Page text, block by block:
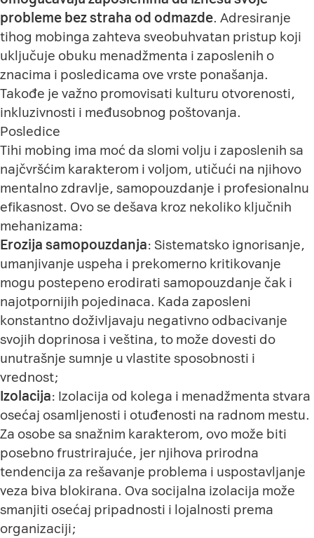
probleme bez straha od odmazde. Adresiranje
tihog mobinga zahteva sveobuhvatan pristup koji
uključuje obuku menadžmenta i zaposlenih o
znacima i posledicama ove vrste ponašanja.
Takođe je važno promovisati kulturu otvorenosti,
inkluzivnosti i međusobnog poštovanja.
Posledice
Tihi mobing ima moć da slomi volju i zaposlenih sa
najčvršćim karakterom i voljom, utičući na njihovo
mentalno zdravlje, samopouzdanje i profesionalnu
efikasnost. Ovo se dešava kroz nekoliko ključnih
mehanizama:
Erozija samopouzdanja: Sistematsko ignorisanje,
umanjivanje uspeha i prekomerno kritikovanje
mogu postepeno erodirati samopouzdanje čak i
najotpornijih pojedinaca. Kada zaposleni
konstantno doživljavaju negativno odbacivanje
svojih doprinosa i veština, to može dovesti do
unutrašnje sumnje u vlastite sposobnosti i
vrednost;
Izolacija: Izolacija od kolega i menadžmenta stvara
osećaj osamljenosti i otuđenosti na radnom mestu.
Za osobe sa snažnim karakterom, ovo može biti
posebno frustrirajuće, jer njihova prirodna
tendencija za rešavanje problema i uspostavljanje
veza biva blokirana. Ova socijalna izolacija može
smanjiti osećaj pripadnosti i lojalnosti prema
organizaciji;